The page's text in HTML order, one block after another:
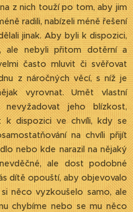
z nich touží po tom, aby jim
radili, nabízeli méně řešení
jinak. Aby byli k dispozici,
ale nebyli přitom dotěrní a
často mluvit či svěřovat
z náročných věcí, s níž je
vyrovnat. Umět vlastní
jeho blízkost,
k dispozici ve chvíli, kdy se
na chvíli přijít
nebo kde narazil na nějaký
ale dost podobné
dítě opouští, aby objevovalo
něco vyzkoušelo samo, ale
chybíme nebo se mu něco